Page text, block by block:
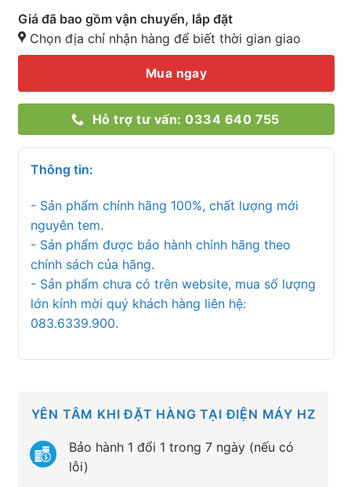
Giá đã bao gồm vận chuyển, lắp đặt
Chọn địa chỉ nhận hàng để biết thời gian giao
Mua ngay
Hỗ trợ tư vấn: 0334 640 755
Thông tin:
- Sản phẩm chính hãng 100%, chất lượng mới
nguyên tem.
- Sản phẩm được bảo hành chính hãng theo
chính sách của hãng.
- Sản phẩm chưa có trên website, mua số lượng
lớn kính mời quý khách hàng liên hệ:
083.6339.900.
YÊN TÂM KHI ĐẶT HÀNG TẠI ĐIỆN MÁY HZ
Bảo hành 1 đổi 1 trong 7 ngày (nếu có
lỗi)